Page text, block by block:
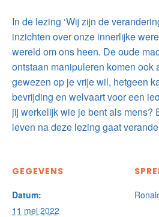
In de lezing ‘Wij zijn de
inzichten over onze innerlijke
wereld om ons heen. De oude
ontstaan manipuleren komen ook
gewezen op je vrije wil, hetgeen
bevrijding en welvaart voor een
jij werkelijk wie je bent als mens?
leven na deze lezing gaat
GEGEVENS
Datum:
11 mei 2022